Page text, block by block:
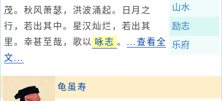
山水
励志
乐府
茂。秋风萧瑟，洪波涌起。日月之
行，若出其中。星汉灿烂，若出其
里。幸甚至哉，歌以 咏志 。 ...查看全
文...
龟虽寿